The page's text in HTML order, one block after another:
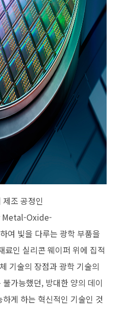
조 공정인
Oxide-
빛을 다루는 광학 부품을
료인 실리콘 웨이퍼 위에 집적
기술의 장점과 광학 기술의
가능했던, 방대한 양의 데이
게 하는 혁신적인 기술인 것